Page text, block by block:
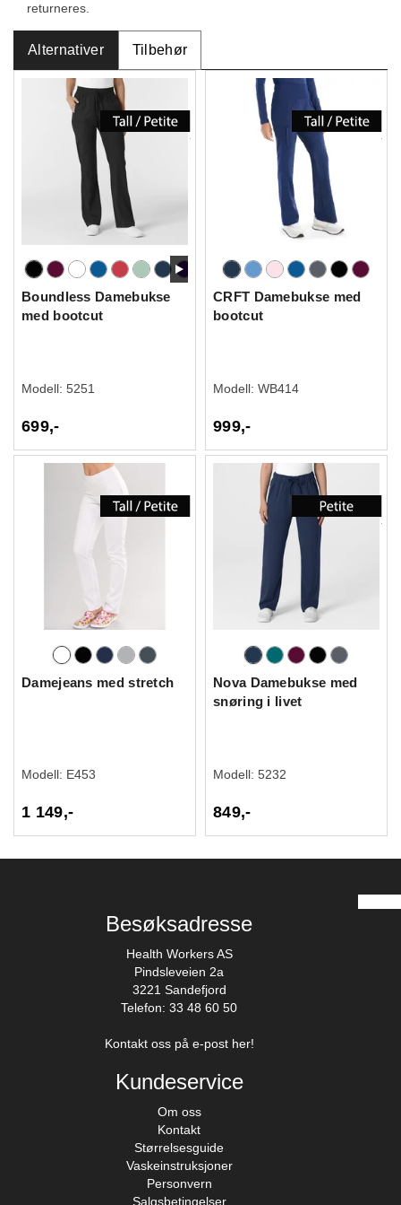
returneres.
Alternativer Tilbehør
Boundless Damebukse
med bootcut
Modell: 5251
699,-
CRFT Damebukse med
bootcut
Modell: WB414
999,-
Damejeans med stretch
Modell: E453
1 149,-
Nova Damebukse med
snøring i livet
Modell: 5232
849,-
Besøksadresse
Health Workers AS
Pindsleveien 2a
3221 Sandefjord
Telefon: 33 48 60 50
Kontakt oss på e-post her!
Kundeservice
Om oss
Kontakt
Størrelsesguide
Vaskeinstruksjoner
Personvern
Salgsbetingelser